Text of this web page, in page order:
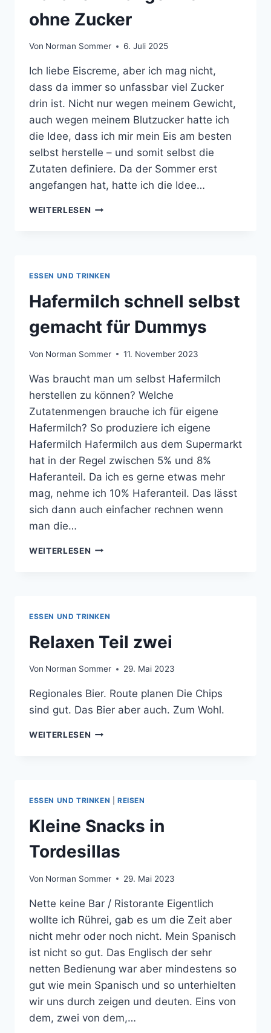
ohne Zucker
Von Norman Sommer 6. Juli 2025
Ich liebe Eiscreme, aber ich mag nicht,
dass da immer so unfassbar viel Zucker
drin ist. Nicht nur wegen meinem Gewicht,
auch wegen meinem Blutzucker hatte ich
die Idee, dass ich mir mein Eis am besten
selbst herstelle – und somit selbst die
Zutaten definiere. Da der Sommer erst
angefangen hat, hatte ich die Idee…
WEITERLESEN BANANEN-
ESSEN UND TRINKEN
Hafermilch schnell selbst
gemacht für Dummys
Von Norman Sommer 11. November 2023
Was braucht man um selbst Hafermilch
herstellen zu können? Welche
Zutatenmengen brauche ich für eigene
Hafermilch? So produziere ich eigene
Hafermilch Hafermilch aus dem Supermarkt
hat in der Regel zwischen 5% und 8%
Haferanteil. Da ich es gerne etwas mehr
mag, nehme ich 10% Haferanteil. Das lässt
sich dann auch einfacher rechnen wenn
man die…
WEITERLESEN HAFERMILCH
DUMMYS
ESSEN UND TRINKEN
Relaxen Teil zwei
Von Norman Sommer 29. Mai 2023
Regionales Bier. Route planen Die Chips
sind gut. Das Bier aber auch. Zum Wohl.
WEITERLESEN RELAXEN
ESSEN UND TRINKEN REISEN
Kleine Snacks in
Tordesillas
Von Norman Sommer 29. Mai 2023
Nette keine Bar / Ristorante Eigentlich
wollte ich Rührei, gab es um die Zeit aber
nicht mehr oder noch nicht. Mein Spanisch
ist nicht so gut. Das Englisch der sehr
netten Bedienung war aber mindestens so
gut wie mein Spanisch und so unterhielten
wir uns durch zeigen und deuten. Eins von
dem, zwei von dem,…